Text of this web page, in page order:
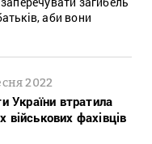
аби вони
2022
України втратила
військових фахівців